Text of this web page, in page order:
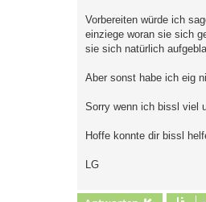
Vorbereiten würde ich
einziege woran sie sich
sie sich natürlich
Aber sonst habe ich eig
Sorry wenn ich bissl viel
Hoffe konnte dir bissl
LG